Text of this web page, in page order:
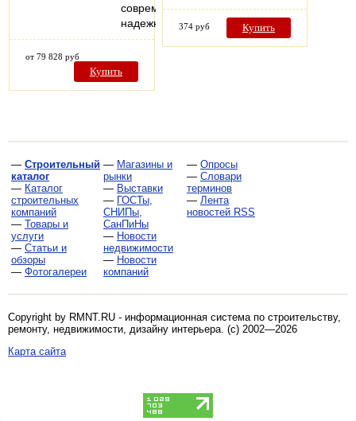
современные,
надежные…
от 79 828 руб
Купить
374 руб Купить
— Строительный
каталог
— Каталог
строительных
компаний
— Товары и
услуги
— Статьи и
обзоры
— Фотогалереи
— Магазины и
рынки
— Выставки
— ГОСТы,
СНИПы,
СанПиНы
— Новости
недвижимости
— Новости
компаний
— Опросы
— Словари
терминов
— Лента
новостей RSS
Copyright by RMNT.RU - информационная система по строительству,
ремонту, недвижимости, дизайну интерьера. (c) 2002—2026
Карта сайта